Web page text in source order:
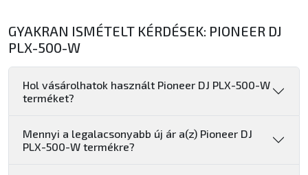
GYAKRAN ISMÉTELT KÉRDÉSEK: PIONEER DJ
PLX-500-W
Hol vásárolhatok használt Pioneer DJ PLX-500-W
terméket?
Mennyi a legalacsonyabb új ár a(z) Pioneer DJ
PLX-500-W termékre?